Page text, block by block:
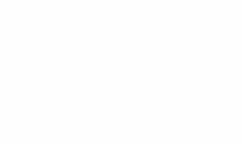
✦ Gå med i vårt community på Facebook: